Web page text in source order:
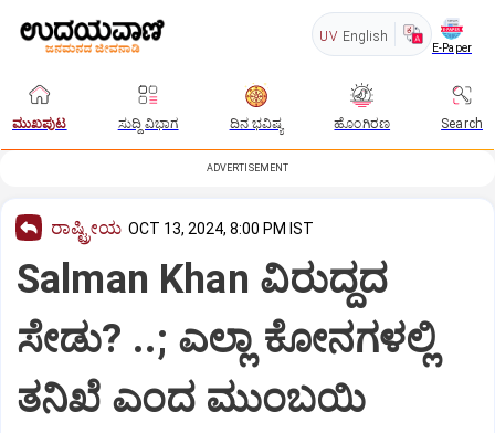
UV English
E-Paper
ಮುಖಪುಟ ಸುದ್ದಿ ವಿಭಾಗ ದಿನ ಭವಿಷ್ಯ ಹೊಂಗಿರಣ Search
ADVERTISEMENT
ರಾಷ್ಟ್ರೀಯ OCT 13, 2024, 8:00 PM IST
Salman Khan ವಿರುದ್ದದ
ಸೇಡು? ..; ಎಲ್ಲಾ ಕೋನಗಳಲ್ಲಿ
ತನಿಖೆ ಎಂದ ಮುಂಬಯಿ